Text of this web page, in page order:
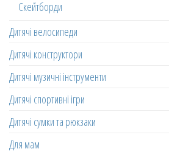
Скейтборди
Дитячі велосипеди
Дитячі конструктори
Дитячі музичні інструменти
Дитячі спортивні ігри
Дитячі сумки та рюкзаки
Для мам